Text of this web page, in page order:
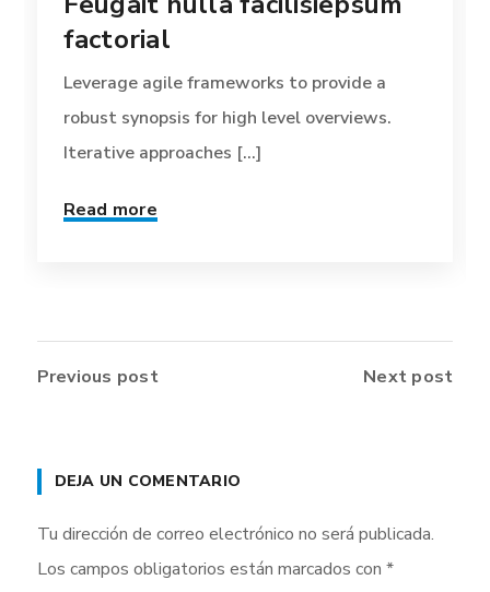
factorial
Leverage agile frameworks to provide a
robust synopsis for high level overviews.
Iterative approaches [...]
Read more
Previous post Next post
DEJA UN COMENTARIO
Tu dirección de correo electrónico no será publicada.
Los campos obligatorios están marcados con *